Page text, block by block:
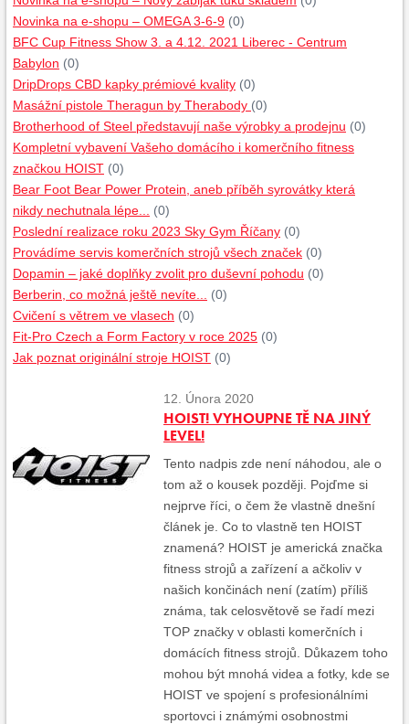
Novinka na e-shopu – OMEGA 3-6-9 (0)
BFC Cup Fitness Show 3. a 4.12. 2021 Liberec - Centrum
Babylon (0)
DripDrops CBD kapky prémiové kvality (0)
Masážní pistole Theragun by Therabody (0)
Brotherhood of Steel představují naše výrobky a prodejnu (0)
Kompletní vybavení Vašeho domácího i komerčního fitness
značkou HOIST (0)
Bear Foot Bear Power Protein, aneb příběh syrovátky která
nikdy nechutnala lépe...
(0)
Poslední realizace roku 2023 Sky Gym Říčany (0)
Provádíme servis komerčních strojů všech značek (0)
Dopamin – jaké doplňky zvolit pro duševní pohodu (0)
Berberin, co možná ještě nevíte...
(0)
Cvičení s větrem ve vlasech (0)
Fit-Pro Czech a Form Factory v roce 2025 (0)
Jak poznat originální stroje HOIST (0)
12. Února 2020
HOIST! VYHOUPNE TĚ NA JINÝ
LEVEL!
Tento nadpis zde není náhodou, ale o
tom až o kousek později. Pojďme si
nejprve říci, o čem že vlastně dnešní
článek je. Co to vlastně ten HOIST
znamená? HOIST je americká značka
fitness strojů a zařízení a ačkoliv v
našich končinách není (zatím) příliš
známa, tak celosvětově se řadí mezi
TOP značky v oblasti komerčních i
domácích fitness strojů. Důkazem toho
mohou být mnohá videa a fotky, kde se
HOIST ve spojení s profesionálními
sportovci i známými osobnostmi